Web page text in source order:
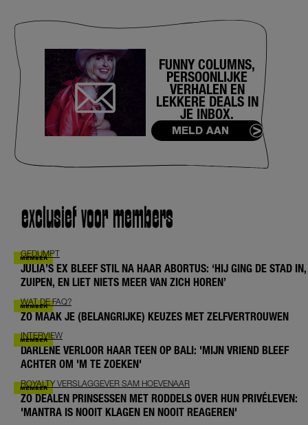
FUNNY COLUMNS,
PERSOONLIJKE
VERHALEN EN
LEKKERE DEALS IN
JE INBOX.
MELD AAN
exclusief voor members
GEDUMPT
JULIA’S EX BLEEF STIL NA HAAR ABORTUS: ‘HIJ GING DE STAD IN,
ZUIPEN, EN LIET NIETS MEER VAN ZICH HOREN’
WAT DE FAQ?
ZO MAAK JE (BELANGRIJKE) KEUZES MET ZELFVERTROUWEN
INTERVIEW
DARLENE VERLOOR HAAR TEEN OP BALI: 'MIJN VRIEND BLEEF
ACHTER OM 'M TE ZOEKEN'
ROYALTY VERSLAGGEVER SAM HOEVENAAR
ZO DEALEN PRINSESSEN MET RODDELS OVER HUN PRIVÉLEVEN:
'MANTRA IS NOOIT KLAGEN EN NOOIT REAGEREN'